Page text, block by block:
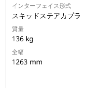
インターフェイス形式
スキッドステアカプラ
質量
136 kg
全幅
1263 mm